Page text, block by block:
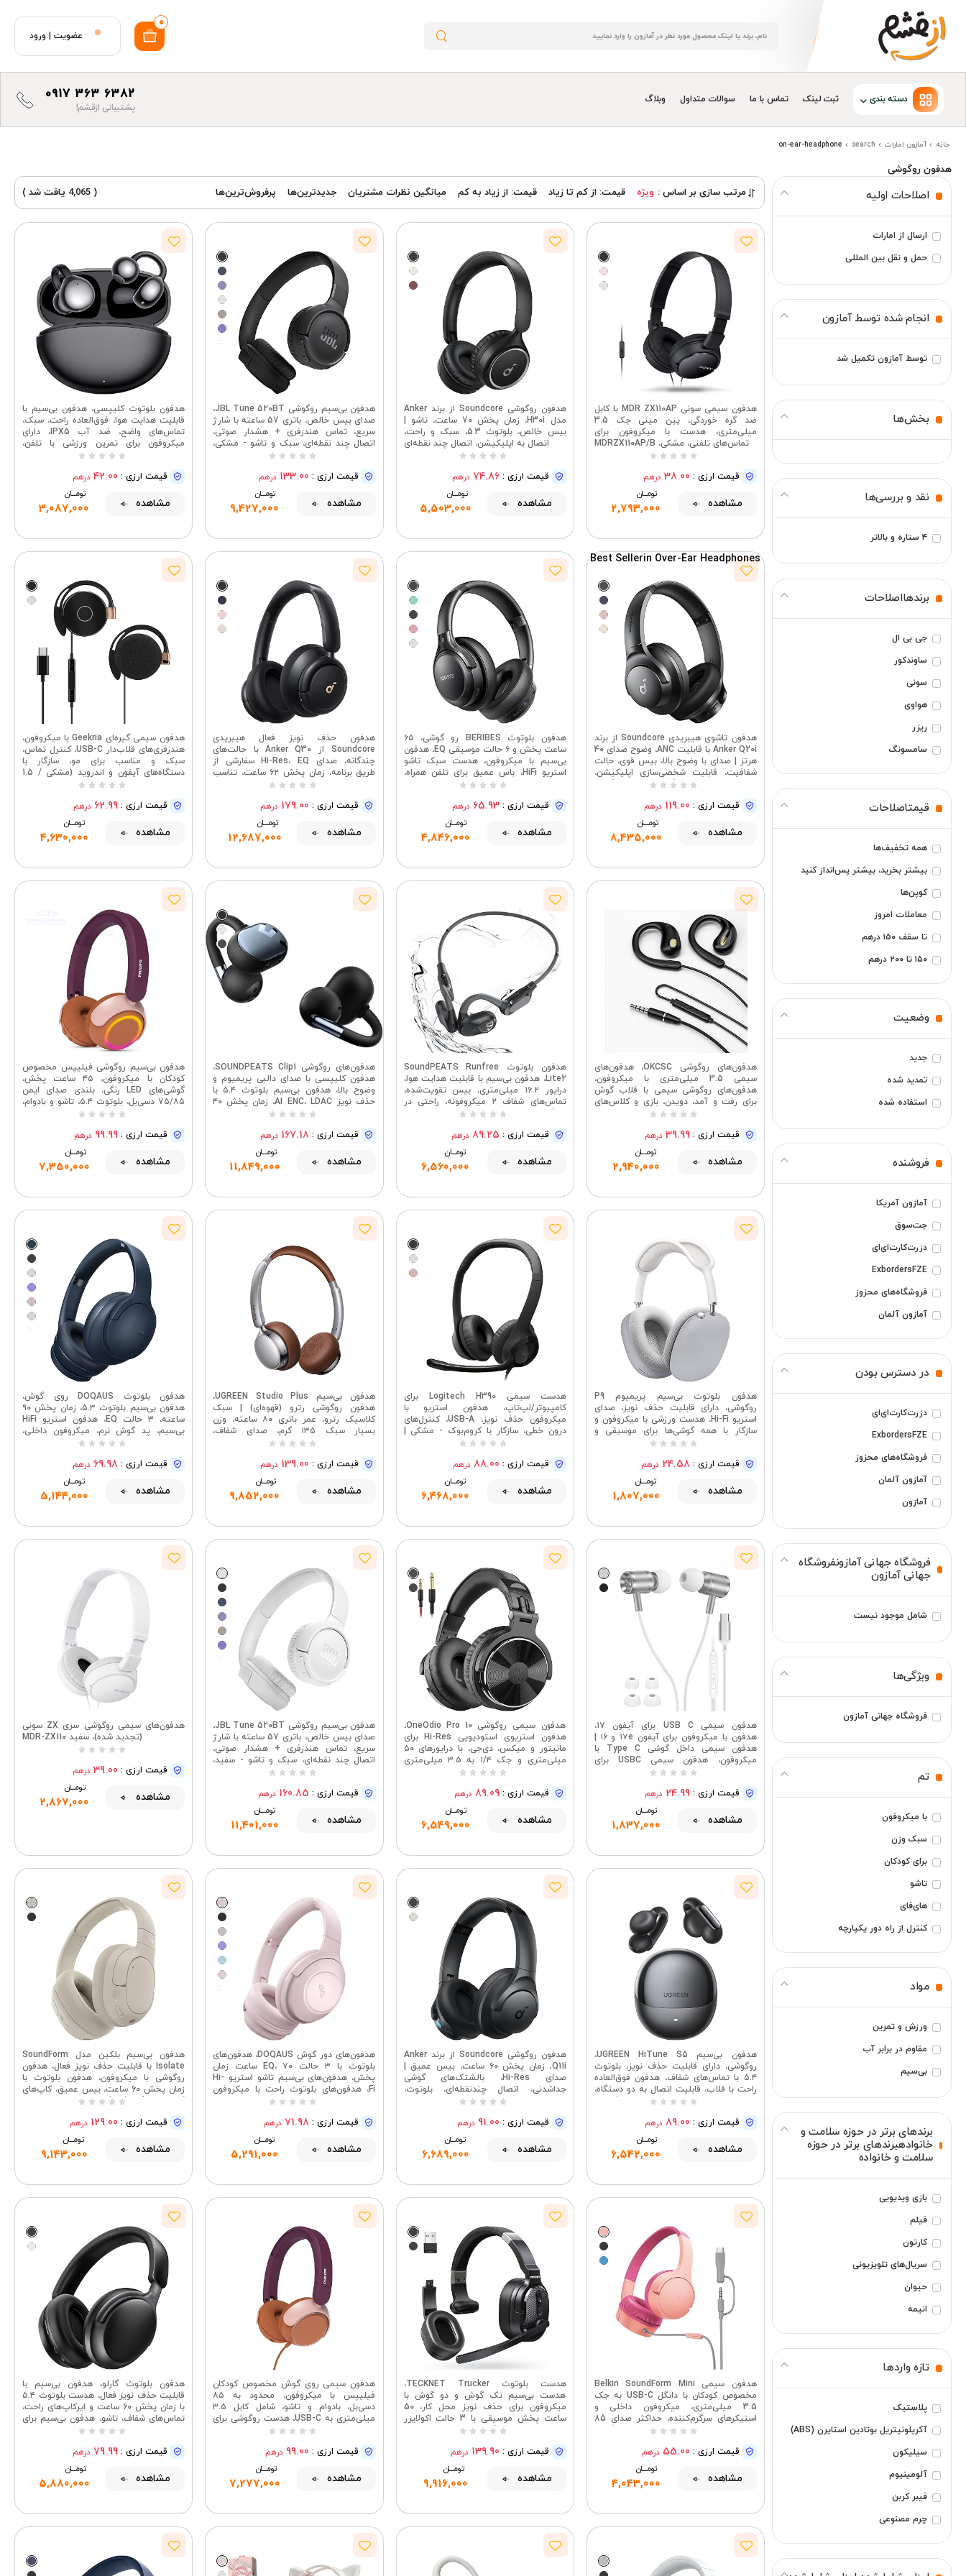
0
عضویت
ورود
دسته بندی ثبت لینک تماس با ما سوالات متداول وبلاگ 0917 363 6382
پشتیبانی ازقشم!
خانه آمازون امارات search
on-ear-headphone
هدفون روگوشی
اصلاحات اولیه
ارسال از امارات
حمل و نقل بین المللی
انجام شده توسط آمازون
توسط آمازون تکمیل شد
بخش‌ها
نقد و بررسی‌ها
۴ ستاره و بالاتر
برندهااصلاحات
جی بی ال
ساوندکور
سونی
هواوی
ریزر
سامسونگ
هایپر ایکس
بیشتر ببینید
قیمتاصلاحات
همه تخفیف‌ها
بیشتر بخرید، بیشتر پس‌انداز کنید
کوپن‌ها
معاملات امروز
تا سقف ۱۵۰ درهم
۱۵۰ تا ۲۰۰ درهم
۲۰۰ تا ۴۰۰ درهم
۶۰۰ درهم و بالاتر
وضعیت
جدید
تمدید شده
استفاده شده
فروشنده
آمازون آمریکا
جت‌سوق
دزرت‌کارت‌ای‌ای
ExbordersFZE
فروشگاه‌های محزوز
آمازون آلمان
آمازون
در دسترس بودن
دزرت‌کارت‌ای‌ای
ExbordersFZE
فروشگاه‌های محزوز
آمازون آلمان
آمازون
فروشگاه جهانی آمازونفروشگاه
جهانی آمازون
شامل موجود نیست
ویژگی‌ها
فروشگاه جهانی آمازون
تم
با میکروفون
سبک وزن
برای کودکان
تاشو
های‌فای
کنترل از راه دور یکپارچه
کنترل تلفن
مقاوم در برابر آب
مواد
ورزش و تمرین
مقاوم در برابر آب
بی‌سیم
برندهای برتر در حوزه سلامت و
خانوادهبرندهای برتر در حوزه
سلامت و خانواده
بازی ویدیویی
فیلم
کارتون
سریال‌های تلویزیونی
حیوان
انیمه
فانتزی
تازه واردها
پلاستیک
آکریلونیتریل بوتادین استایرن (ABS)
سیلیکون
آلومینیوم
فیبر کربن
چرم مصنوعی
چرم
مرتب سازی بر اساس : ویژه قیمت: از کم تا زیاد قیمت: از زیاد به کم میانگین نظرات مشتریان جدیدترین‌ها پرفروش‌ترین‌ها ( 4,065 یافت شد )
هدفون سیمی سونی MDR ZX110AP با کابل
ضد گره خوردگی، پین مینی جک 3.5
میلی‌متری، هدست با میکروفون برای
تماس‌های تلفنی، مشکی، MDRZX110AP/B
قیمت ارزی : 38.00 درهم
تومــــــان
2,793,000 مشاهده
هدفون روگوشی Soundcore از برند Anker
مدل H30i، زمان پخش 70 ساعت، تاشو |
بیس خالص، بلوتوث 5.3، سبک و راحت،
اتصال به اپلیکیشن، اتصال چند نقطه‌ای
قیمت ارزی : 74.86 درهم
تومــــــان
5,503,000 مشاهده
هدفون بی‌سیم روگوشی JBL Tune 520BT،
صدای بیس خالص، باتری 57 ساعته با شارژ
سریع، تماس هندزفری + هشدار صوتی،
اتصال چند نقطه‌ای، سبک و تاشو - مشکی،
JBLT520BTBLKEU
قیمت ارزی : 133.00 درهم
تومــــــان
9,427,000 مشاهده
هدفون بلوتوث کلیپسی، هدفون بی‌سیم با
قابلیت هدایت هوا، فوق‌العاده راحت، سبک،
تماس‌های واضح، ضد آب IPX5، دارای
میکروفون برای تمرین ورزشی با تلفن،
قیمت ارزی : 42.00 درهم
تومــــــان
3,087,000 مشاهده
Best Sellerin Over-Ear Headphones
هدفون تاشوی هیبریدی Soundcore از برند
Anker Q20i با قابلیت ANC، وضوح صدای 40
هرتز | صدای با وضوح بالا، بیس قوی، حالت
شفافیت، قابلیت شخصی‌سازی اپلیکیشن،
بلوتوث، بی‌سیم، قرارگیری راحت روی گوش
قیمت ارزی : 119.00 درهم
تومــــــان
8,435,000 مشاهده
هدفون بلوتوث BERIBES رو گوشی، ۶۵
ساعت پخش و ۶ حالت موسیقی EQ، هدفون
بی‌سیم با میکروفون، هدست سبک تاشو
استریو HiFi، باس عمیق برای تلفن همراه،
دفتر کار و کامپیوتر و غیره.
قیمت ارزی : 65.93 درهم
تومــــــان
4,846,000 مشاهده
هدفون حذف نویز فعال هیبریدی
Soundcore از Anker Q30 با حالت‌های
چندگانه، صدای Hi-Res، EQ سفارشی از
طریق برنامه، زمان پخش ۶۲ ساعت، تناسب
راحت، هدفون بلوتوث، اتصال چند نقطه‌ای |
سفارشی از طریق برنامه، اتصال چند نقطه‌ای،
تناسب راحت
قیمت ارزی : 179.00 درهم
تومــــــان
12,687,000 مشاهده
هدفون سیمی گیره‌ای Geekria با میکروفون،
هندزفری‌های قلاب‌دار USB-C، کنترل تماس،
سبک و مناسب برای مو، سازگار با
دستگاه‌های آیفون و اندروید (مشکی / 1.5
قیمت ارزی : 62.99 درهم
تومــــــان
4,630,000 مشاهده
هدفون‌های روگوشی OKCSC، هدفون‌های
سیمی 3.5 میلی‌متری با میکروفون،
هدفون‌های روگوشی سیمی با قلاب گوش
برای رفت و آمد، دویدن، بازی و کلاس‌های
آنلاین، مناسب برای تلفن‌های هوشمند،
قیمت ارزی : 39.99 درهم
تومــــــان
2,940,000 مشاهده
هدفون بلوتوث SoundPEATS Runfree
Lite2، هدفون بی‌سیم با قابلیت هدایت هوا،
درایور ۱۶.۲ میلی‌متری، بیس تقویت‌شده،
تماس‌های شفاف ۲ میکروفونه، راحتی در
قیمت ارزی : 89.25 درهم
تومــــــان
6,560,000 مشاهده
هدفون‌های روگوشی SOUNDPEATS Clip1،
هدفون کلیپسی با صدای دالبی پریمیوم و
وضوح بالا، هدفون بی‌سیم بلوتوث ۵.۴ با
حذف نویز AI ENC، LDAC، زمان پخش ۴۰
ساعته، IPX5 (مشکی تیره)
قیمت ارزی : 167.18 درهم
تومــــــان
11,849,000 مشاهده
هدفون بی‌سیم روگوشی فیلیپس مخصوص
کودکان با میکروفون، ۴۵ ساعت پخش،
گوشی‌های LED رنگی، بلندی صدای ایمن
۷۵/۸۵ دسی‌بل، بلوتوث ۵.۴، تاشو و بادوام،
شارژ USB-C، کنترل با برنامه (بنفش
قیمت ارزی : 99.99 درهم
تومــــــان
7,350,000 مشاهده
هدفون بلوتوث بی‌سیم پریمیوم P9
روگوشی، دارای قابلیت حذف نویز، صدای
استریو Hi-Fi، هدست ورزشی با میکروفون و
سازگار با همه گوشی‌ها برای موسیقی و
تماس‌های پیشرفته
قیمت ارزی : 24.58 درهم
تومــــــان
1,807,000 مشاهده
هدست سیمی Logitech H390 برای
کامپیوتر/لپ‌تاپ، هدفون استریو با
میکروفون حذف نویز، USB-A، کنترل‌های
درون خطی، سازگار با کروم‌بوک - مشکی |
هدفون استریو با میکروفون، حذف نویز،
کروم‌بوک - مشکی
قیمت ارزی : 88.00 درهم
تومــــــان
6,468,000 مشاهده
هدفون بی‌سیم UGREEN Studio Plus،
هدفون روگوشی رترو (قهوه‌ای) | سبک
کلاسیک رترو، عمر باتری ۸۰ ساعته، وزن
بسیار سبک ۱۳۵ گرم، صدای شفاف،
تماس‌های شفاف با هوش مصنوعی، هدفون
قیمت ارزی : 139.00 درهم
تومــــــان
9,852,000 مشاهده
هدفون بلوتوث DOQAUS روی گوش،
هدفون بی‌سیم بلوتوث ۵.۳، زمان پخش ۹۰
ساعته، ۳ حالت EQ، هدفون استریو HiFi
بی‌سیم، پد گوش نرم، میکروفون داخلی،
هدفون تاشو برای تلفن/کامپیوتر (آبی)
قیمت ارزی : 69.98 درهم
تومــــــان
5,144,000 مشاهده
هدفون سیمی USB C برای آیفون ۱۷،
هدفون سیمی داخل گوشی Type C با
میکروفون، هدفون سیمی USBC برای
قیمت ارزی : 24.99 درهم
تومــــــان
1,837,000 مشاهده
هدفون سیمی روگوشی OneOdio Pro 10،
هدفون استریوی استودیویی Hi-Res برای
مانیتور و میکس، دی‌جی، با درایورهای ۵۰
میلی‌متری و جک ۱/۴ به ۳.۵ میلی‌متری
برای ضبط با کامپیوتر، پادکست، کیبورد،
میلی‌متری، میکروفون درون خطی،
اشتراک‌گذاری ضبط و میکس
قیمت ارزی : 89.09 درهم
تومــــــان
6,549,000 مشاهده
هدفون بی‌سیم روگوشی JBL Tune 520BT،
صدای بیس خالص، باتری 57 ساعته با شارژ
سریع، تماس هندزفری + هشدار صوتی،
اتصال چند نقطه‌ای، سبک و تاشو - سفید،
JBLT520BTWHTEU
قیمت ارزی : 160.85 درهم
تومــــــان
11,401,000 مشاهده
هدفون‌های سیمی روگوشی سری ZX سونی
(تجدید شده)، سفید MDR-ZX110
قیمت ارزی : 39.00 درهم
تومــــــان
2,867,000 مشاهده
هدفون بی‌سیم UGREEN HiTune S5،
روگوشی، دارای قابلیت حذف نویز، بلوتوث
۵.۴ با تماس‌های شفاف، هدفون فوق‌العاده
راحت با قلاب، قابلیت اتصال به دو دستگاه،
مقاوم در برابر IPX5 | طراحی روگوشی،
باتری ۲۴ ساعته، تماس‌های شفاف با هوش
مصنوعی، اتصال به دو دستگاه
قیمت ارزی : 89.00 درهم
تومــــــان
6,542,000 مشاهده
هدفون روگوشی Soundcore از برند Anker
Q11i، زمان پخش 60 ساعت، بیس عمیق |
صدای Hi-Res، بالشتک‌های گوشی
جداشدنی، اتصال چندنقطه‌ای، بلوتوث،
قیمت ارزی : 91.00 درهم
تومــــــان
6,689,000 مشاهده
هدفون‌های دور گوش DOQAUS، هدفون‌های
بلوتوث با ۳ حالت EQ، ۷۰ ساعت زمان
پخش، هدفون‌های بی‌سیم تاشو استریو Hi-
Fi، هدفون‌های بلوتوث راحت با میکروفون
داخلی برای تلفن/کامپیوتر/تلویزیون
قیمت ارزی : 71.98 درهم
تومــــــان
5,291,000 مشاهده
هدفون بی‌سیم بلکین مدل SoundForm
Isolate با قابلیت حذف نویز فعال، هدفون
روگوشی با میکروفون، هدفون بلوتوث با
زمان پخش 60 ساعت، بیس عمیق، کاپ‌های
گوشی CloudCushion برای سفر، خانه، محل
قیمت ارزی : 129.00 درهم
تومــــــان
9,143,000 مشاهده
هدفون سیمی Belkin SoundForm Mini
مخصوص کودکان با دانگل USB-C به جک
3.5 میلی‌متری، میکروفون داخلی و
استیکرهای سرگرم‌کننده، حداکثر صدای 85
دسی‌بل برای آموزش آنلاین، سفر، سازگار با
قیمت ارزی : 55.00 درهم
تومــــــان
4,043,000 مشاهده
هدست بلوتوث TECKNET Trucker،
هدست بی‌سیم تک گوش و دو گوش با
میکروفون برای حذف نویز محل کار، 50
ساعت پخش موسیقی با 3 حالت اکولایزر
برای کامپیوتر، رانندگان، دفتر کار، مرکز تماس
قیمت ارزی : 139.90 درهم
تومــــــان
9,916,000 مشاهده
هدفون سیمی روی گوش مخصوص کودکان
فیلیپس با میکروفون، محدود به ۸۵
دسی‌بل، بادوام و تاشو، شامل کابل ۳.۵
میلی‌متری به USB-C، هدست روگوشی برای
آموزش آنلاین، مدرسه، سفر، بازی (بنفش
قیمت ارزی : 99.00 درهم
تومــــــان
7,277,000 مشاهده
هدفون بلوتوث گارلو، هدفون بی‌سیم با
قابلیت حذف نویز فعال، هدست بلوتوث ۵.۴
با زمان پخش ۶۰ ساعت و ایرکاپ‌های راحت،
تماس‌های شفاف، تاشو، هدفون بی‌سیم برای
قیمت ارزی : 79.99 درهم
تومــــــان
5,880,000 مشاهده